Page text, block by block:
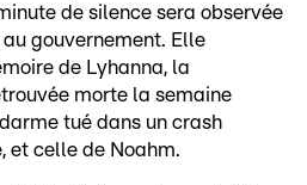
de silence sera observée
gouvernement. Elle
de Lyhanna, la
morte la semaine
tué dans un crash
et celle de Noahm.